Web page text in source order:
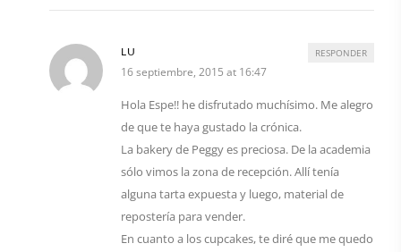
LU
16 septiembre, 2015 at 16:47
Hola Espe!! he disfrutado muchísimo. Me alegro
de que te haya gustado la crónica.
La bakery de Peggy es preciosa. De la academia
sólo vimos la zona de recepción. Allí tenía
alguna tarta expuesta y luego, material de
repostería para vender.
En cuanto a los cupcakes, te diré que me quedo
RESPONDER